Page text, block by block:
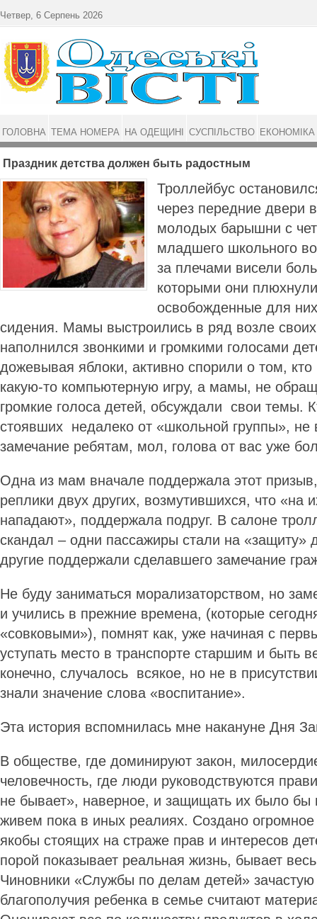
Праздник детства должен быть радостным
Троллейбус
через передние двери
молодых барышни с
младшего школьного
за плечами висели
которыми они
освобожденные для
сидения. Мамы выстроились в ряд возле
наполнился звонкими и громкими голосами
дожевывая яблоки, активно спорили о том, кто
какую-то компьютерную игру, а мамы, не
громкие голоса детей, обсуждали свои темы.
стоявших недалеко от «школьной группы»,
замечание ребятам, мол, голова от вас уже
Одна из мам вначале поддержала этот
реплики двух других, возмутившихся, что «на
нападают», поддержала подруг. В салоне
скандал – одни пассажиры стали на «защиту»
другие поддержали сделавшего замечание
Не буду заниматься морализаторством, но
и учились в прежние времена, (которые
«совковыми»), помнят как, уже начиная с
уступать место в транспорте старшим и быть
конечно, случалось всякое, но не в
знали значение слова «воспитание».
Эта история вспомнилась мне накануне Дня
В обществе, где доминируют закон,
человечность, где люди руководствуются
не бывает», наверное, и защищать их было бы
живем пока в иных реалиях. Создано огромное
якобы стоящих на страже прав и интересов
порой показывает реальная жизнь, бывает
Чиновники «Службы по делам детей»
благополучия ребенка в семье считают
Четвер, 6 Серпень 2026
ГОЛОВНА ТЕМА НОМЕРА НА ОДЕЩИНІ СУСПІЛЬСТВО ЕКОНОМІКА